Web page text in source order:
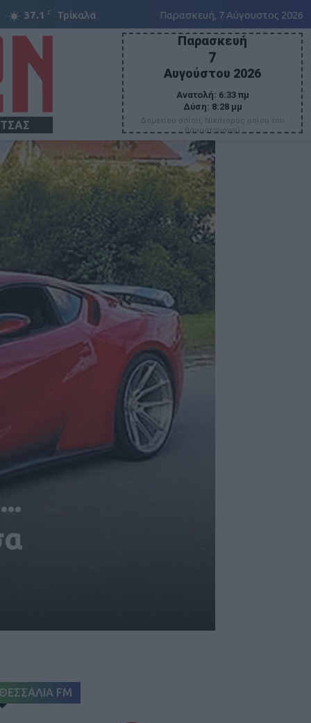
37.1 C Τρίκαλα Παρασκευή, 7 Αύγουστος 2026
Παρασκευή
7
Αυγούστου 2026
Ανατολή: 6:33 πμ
Δύση: 8:28 μμ
Δομετίου οσίου, Νικάνορος οσίου του
θαυματουργού
ΘΕΣΣΑΛΙΑ FM